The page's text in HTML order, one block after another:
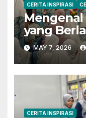
CERITA INSPIRASI
Mengenal
yang
Prestasi
Akademik
MAY 7, 2026
CERITA INSPIRASI